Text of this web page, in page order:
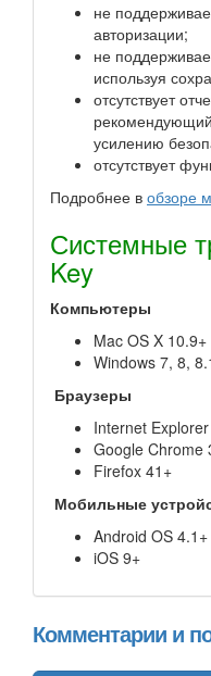
не
авторизации;
не
используя
отсутствует
усилению
отсутствует
Подробнее в обзоре
Системные
Key
Компьютеры
Mac OS X 10.9+
Windows 7, 8,
Браузеры
Internet
Google Chrome
Firefox 41+
Мобильные
Android OS 4.1+
iOS 9+
Комментарии и